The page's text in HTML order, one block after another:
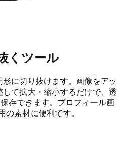
くツール
に切り抜けます。画像をアッ
て拡大・縮小するだけで、透
存できます。プロフィール画
の素材に便利です。